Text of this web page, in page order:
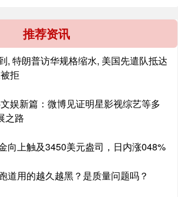
推荐资讯
, 特朗普访华规格缩水, 美国先遣队抵达
拒
娱新篇：微博见证明星影视综艺等多
之路
向上触及3450美元盎司，日内涨048%
道用的越久越黑？是质量问题吗？